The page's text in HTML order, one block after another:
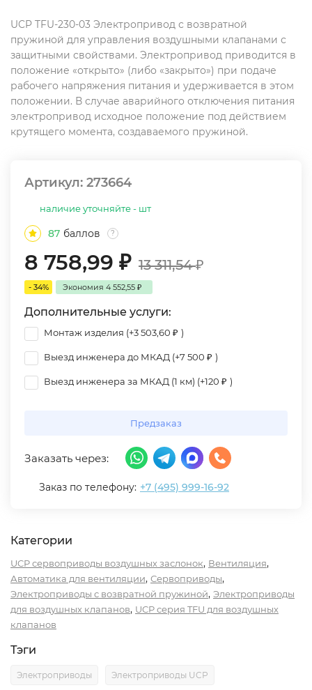
UCP TFU-230-03 Электропривод с возвратной
пружиной для управления воздушными клапанами с
защитными свойствами. Электропривод приводится в
положение «открыто» (либо «закрыто») при подаче
рабочего напряжения питания и удерживается в этом
положении. В случае аварийного отключения питания
электропривод исходное положение под действием
крутящего момента, создаваемого пружиной.
Артикул: 273664
наличие уточняйте - шт
87 баллов ?
8 758,99 ₽ 13 311,54₽
- 34% Экономия 4 552,55 ₽
Дополнительные услуги:
Монтаж изделия (+3 503,60 ₽ )
Выезд инженера до МКАД (+7 500 ₽ )
Выезд инженера за МКАД (1 км) (+120 ₽ )
Предзаказ
Заказать через:
Заказ по телефону: +7 (495) 999-16-92
Категории
UCP сервоприводы воздушных заслонок, Вентиляция,
Автоматика для вентиляции, Сервоприводы,
Электроприводы с возвратной пружиной, Электроприводы
для воздушных клапанов, UCP серия TFU для воздушных
клапанов
Тэги
Электроприводы Электроприводы UCP